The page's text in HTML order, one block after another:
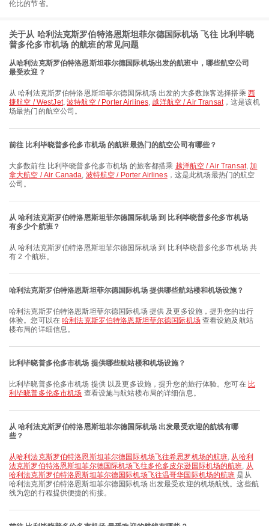
伦比的节省。
关于从 哈利法克斯罗伯特洛恩斯坦菲尔德国际机场 飞往 比利毕晓
普多伦多市机场 的航班的常见问题
从哈利法克斯罗伯特洛恩斯坦菲尔德国际机场出发的航班中，哪些航空公司
最受欢迎？
从 哈利法克斯罗伯特洛恩斯坦菲尔德国际机场 出发的大多数旅客选择搭乘 西
捷航空 / WestJet,波特航空 / Porter Airlines, 越洋航空 / Air Transat，这是该机
场最热门的航空公司。
前往 比利毕晓普多伦多市机场 的航班最热门的航空公司有哪些？
大多数前往 比利毕晓普多伦多市机场 的旅客都搭乘 越洋航空 / Air Transat,加
拿大航空 / Air Canada, 波特航空 / Porter Airlines，这是此机场最热门的航空
公司。
从 哈利法克斯罗伯特洛恩斯坦菲尔德国际机场 到 比利毕晓普多伦多市机场
有多少个航班？
从 哈利法克斯罗伯特洛恩斯坦菲尔德国际机场 到 比利毕晓普多伦多市机场 共
有 2 个航班。
哈利法克斯罗伯特洛恩斯坦菲尔德国际机场 提供哪些航站楼和机场设施？
哈利法克斯罗伯特洛恩斯坦菲尔德国际机场 提供 及更多设施，提升您的出行
体验。您可以在哈利法克斯罗伯特洛恩斯坦菲尔德国际机场查看设施及航站
楼布局的详细信息。
比利毕晓普多伦多市机场 提供哪些航站楼和机场设施？
比利毕晓普多伦多市机场 提供 以及更多设施，提升您的旅行体验。您可在 比
利毕晓普多伦多市机场 查看设施与航站楼布局的详细信息。
从 哈利法克斯罗伯特洛恩斯坦菲尔德国际机场 出发最受欢迎的航线有哪
些？
从哈利法克斯罗伯特洛恩斯坦菲尔德国际机场飞往希思罗机场的航班, 从哈利
法克斯罗伯特洛恩斯坦菲尔德国际机场飞往多伦多皮尔逊国际机场的航班, 从
哈利法克斯罗伯特洛恩斯坦菲尔德国际机场飞往温哥华国际机场的航班 是从
哈利法克斯罗伯特洛恩斯坦菲尔德国际机场 出发最受欢迎的机场航线。这些航
线为您的行程提供便捷的衔接。